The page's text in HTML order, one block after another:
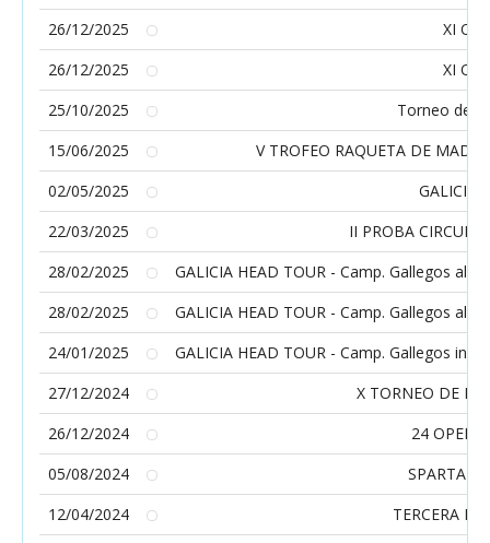
26/12/2025
XI
26/12/2025
XI
25/10/2025
Torneo de
15/06/2025
V TROFEO RAQUETA DE
02/05/2025
GALICIA
22/03/2025
II PROBA
28/02/2025
GALICIA HEAD TOUR - Camp. Gallegos
28/02/2025
GALICIA HEAD TOUR - Camp. Gallegos
24/01/2025
GALICIA HEAD TOUR - Camp. Gallegos
27/12/2024
X TORNEO DE
26/12/2024
24 OPEN
05/08/2024
SPARTAN
12/04/2024
TERCERA